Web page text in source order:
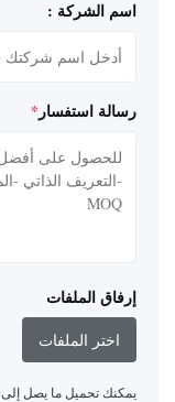
اسم الشركة :
رسالة استفسار *
إرفاق الملفات
اختر الملفات
يمكنك تحميل ما يصل إلى 5 ملفات وكل ملف بحجم 10M أقصى.